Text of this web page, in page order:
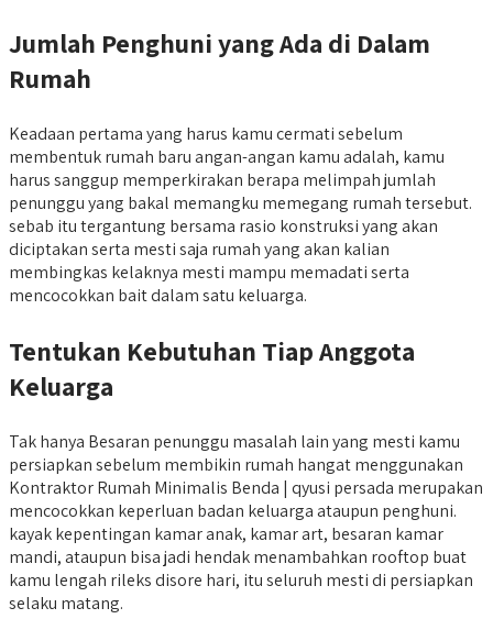
Jumlah Penghuni yang Ada di Dalam
Rumah
Keadaan pertama yang harus kamu cermati sebelum
membentuk rumah baru angan-angan kamu adalah, kamu
harus sanggup memperkirakan berapa melimpah jumlah
penunggu yang bakal memangku memegang rumah tersebut.
sebab itu tergantung bersama rasio konstruksi yang akan
diciptakan serta mesti saja rumah yang akan kalian
membingkas kelaknya mesti mampu memadati serta
mencocokkan bait dalam satu keluarga.
Tentukan Kebutuhan Tiap Anggota
Keluarga
Tak hanya Besaran penunggu masalah lain yang mesti kamu
persiapkan sebelum membikin rumah hangat menggunakan
Kontraktor Rumah Minimalis Benda | qyusi persada merupakan
mencocokkan keperluan badan keluarga ataupun penghuni.
kayak kepentingan kamar anak, kamar art, besaran kamar
mandi, ataupun bisa jadi hendak menambahkan rooftop buat
kamu lengah rileks disore hari, itu seluruh mesti di persiapkan
selaku matang.